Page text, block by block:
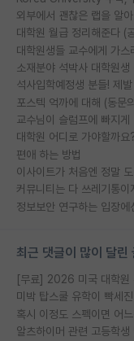
외부에서 괜찮은 랩을 알
대학원 월급 정리해준다 (
소재분야 석박사 대학원
교수님이 슬럼프에 빠지게
대학원 어디로 가야할까요
편애 하는 방법
이사이트가 처음엔 정말 도
커뮤니티는 다 쓰레기통이
최근 댓글이 많이 달린
미박 탑스쿨 유학이 빡세
혹시 이정도 스펙이면 어
알츠하이머 관련 고등학생